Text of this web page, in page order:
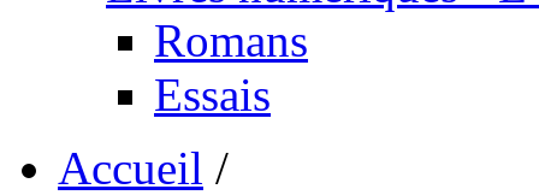
Romans
Essais
Accueil /